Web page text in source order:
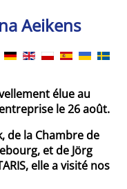
Aeikens
élue au
le 26 août.
de la Chambre de
et de Jörg
elle a visité nos